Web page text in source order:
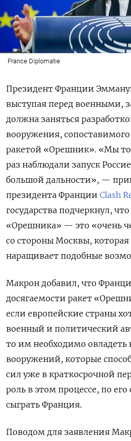
France Diplomatie
Президент Франции
выступая перед военными,
должна заняться
вооружения, сопоставимого
ракетой «Орешник». «Мы
раз наблюдали запуск
большой дальности», —
президента Франции Clash
государства подчеркнул,
«Орешника» — это «очень
со стороны Москвы, которая
наращивает подобные
Макрон добавил, что
досягаемости ракет
если европейские страны
военный и политический
то им необходимо
вооружений, которые
сил уже в краткосрочной
роль в этом процессе, по
сыграть Франция.
Поводом для заявления